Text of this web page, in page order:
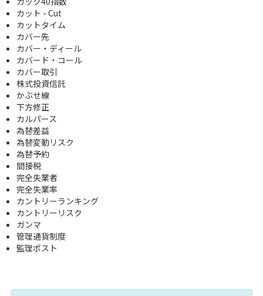
カット - Cut
カットタイム
カバー先
カバー・ディール
カバード・コール
カバー取引
株式投資信託
かぶせ線
下方修正
カルパース
為替差益
為替変動リスク
為替予約
間接税
完全失業者
完全失業率
カントリーランキング
カントリーリスク
ガンマ
管理通貨制度
監理ポスト